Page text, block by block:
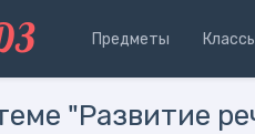
Предметы
"Развитие